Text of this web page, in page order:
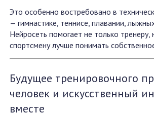
Это особенно востребовано в
— гимнастике, теннисе, плавании,
Нейросеть помогает не только
спортсмену лучше понимать
Будущее тренировочного
человек и искусственный
вместе